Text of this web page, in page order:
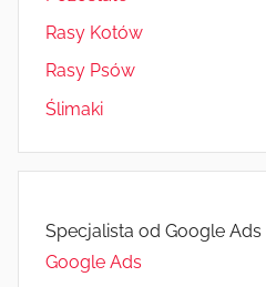
Rasy Kotów
Rasy Psów
Ślimaki
Specjalista od Google Ads
Google Ads